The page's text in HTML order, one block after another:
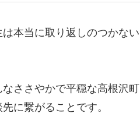
本当に取り返しのつかない
ささやかで平穏な高根沢町
に繋がることです。